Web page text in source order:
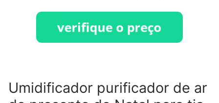
Umidificador purificador de ar